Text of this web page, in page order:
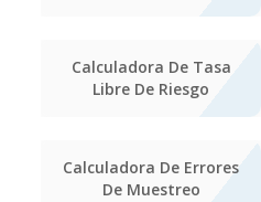
Calculadora De Tasa
Libre De Riesgo
Calculadora De Errores
De Muestreo